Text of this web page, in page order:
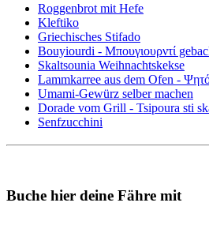
Roggenbrot mit Hefe
Kleftiko
Griechisches Stifado
Bouyiourdi - Μπουγιουρντί
Skaltsounia Weihnachtskekse
Lammkarree aus dem Ofen -
Umami-Gewürz selber machen
Dorade vom Grill - Tsipoura sti
Senfzucchini
Buche hier deine Fähre mit